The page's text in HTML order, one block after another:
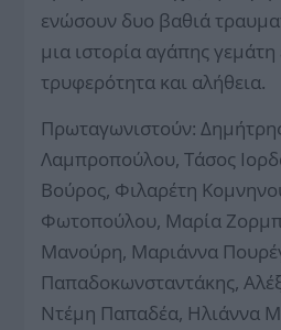
ενώσουν δυο βαθιά
μια ιστορία αγάπης γεμάτη
τρυφερότητα και αλήθεια.
Πρωταγωνιστούν:
Λαμπροπούλου, Τάσος
Βούρος, Φιλαρέτη
Φωτοπούλου, Μαρία
Μανούρη, Μαριάννα
Παπαδοκωνσταντάκης,
Ντέμη Παπαδέα, Ηλιάννα